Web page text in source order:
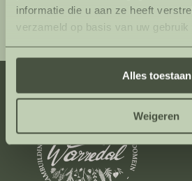
informatie die u aan ze heeft
verzameld op basis van uw gebruik
Alles toestaan
Weigeren